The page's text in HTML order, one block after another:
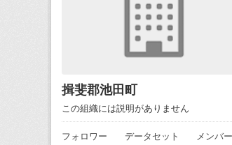
揖斐郡池田町
この組織には説明がありません
フォロワー データセット メンバー